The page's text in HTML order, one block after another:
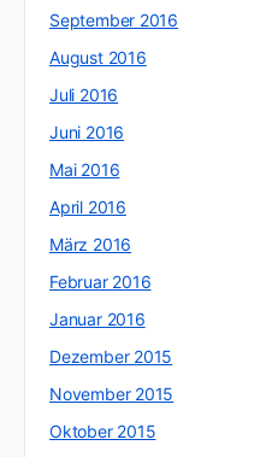
September 2016
August 2016
Juli 2016
Juni 2016
Mai 2016
April 2016
März 2016
Februar 2016
Januar 2016
Dezember 2015
November 2015
Oktober 2015